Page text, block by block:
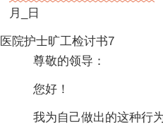
月_日
医院护士旷工检讨书7
尊敬的领导：
您好！
我为自己做出的这种行